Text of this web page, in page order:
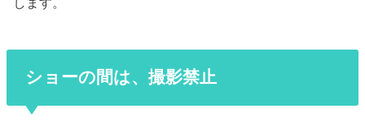
ショーの間は、撮影禁止